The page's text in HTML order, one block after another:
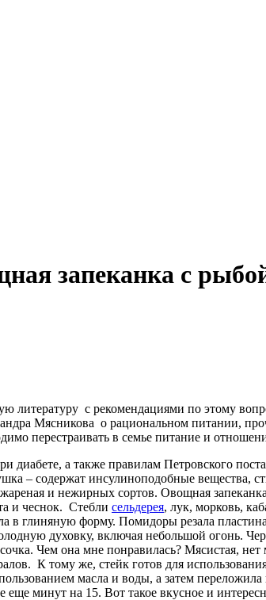
запеканка с
с рекомендациями по этому
Мясникова о рациональном питании,
перестраивать в семье питание и
диабете, а также правилам Петровского
– содержат инсулиноподобные вещества,
и нежирных сортов. Овощная
и чеснок. Стебли сельдерея, лук, морковь,
в глиняную форму. Помидоры резала
духовку, включая небольшой огонь.
Чем она мне понравилась? Мясистая, нет
К тому же, стейк готов для
масла и воды, а затем
минут на 15. Вот такое вкусное и